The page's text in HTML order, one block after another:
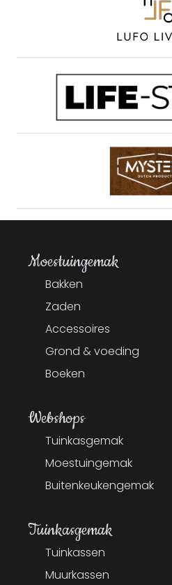
Moestuingemak
Bakken
Zaden
Accessoires
Grond & voeding
Boeken
Webshops
Tuinkasgemak
Moestuingemak
Buitenkeukengemak
Tuinkasgemak
Tuinkassen
Muurkassen